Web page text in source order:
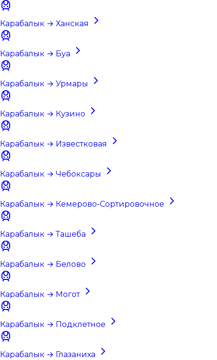
Карабалык → Ханская
Карабалык → Буа
Карабалык → Урмары
Карабалык → Кузино
Карабалык → Известковая
Карабалык → Чебоксары
Карабалык → Кемерово-Сортировочное
Карабалык → Ташеба
Карабалык → Белово
Карабалык → Могот
Карабалык → Подклетное
Карабалык → Глазаниха